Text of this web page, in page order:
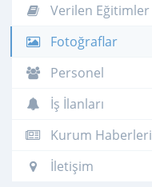
Verilen Eğitimler
Fotoğraflar
Personel
İş İlanları
Kurum Haberleri
İletişim